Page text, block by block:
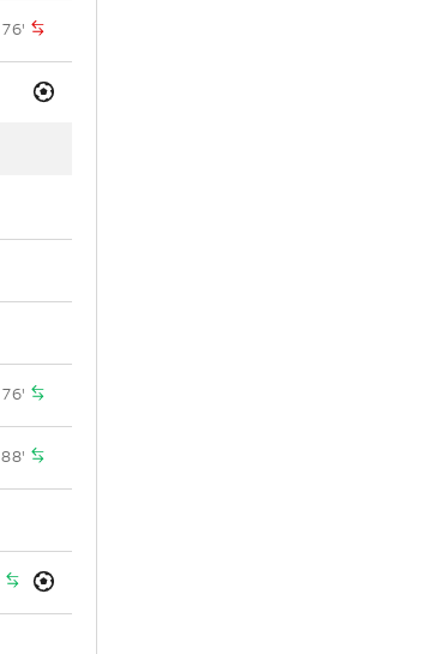
76'
76'
88'